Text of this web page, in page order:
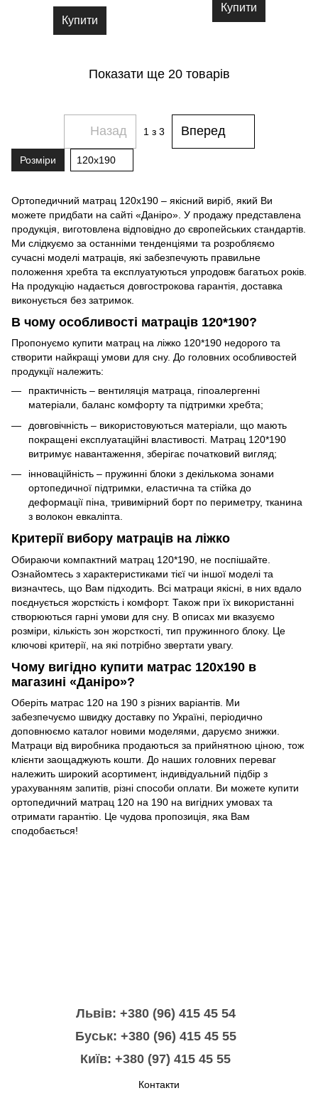
Ортопедичний матрац 120х190 – якісний виріб, який Ви
можете придбати на сайті «Даніро». У продажу представлена
продукція, виготовлена відповідно до європейських стандартів.
Ми слідкуємо за останніми тенденціями та розробляємо
сучасні моделі матраців , які забезпечують правильне
положення хребта та експлуатуються упродовж багатьох років.
На продукцію надається довгострокова гарантія, доставка
виконується без затримок.
В чому особливості матраців 120*190?
Пропонуємо купити матрац на ліжко 120*190 недорого та
створити найкращі умови для сну. До головних особливостей
продукції належить:
практичність – вентиляція матраца, гіпоалергенні
матеріали, баланс комфорту та підтримки хребта;
довговічність – використовуються матеріали, що мають
покращені експлуатаційні властивості. Матрац 120*190
витримує навантаження, зберігає початковий вигляд;
інноваційність – пружинні блоки з декількома зонами
ортопедичної підтримки, еластична та стійка до
деформації піна, тривимірний борт по периметру, тканина
з волокон евкаліпта.
Критерії вибору матраців на ліжко
Обираючи компактний матрац 120*190, не поспішайте.
Ознайомтесь з характеристиками тієї чи іншої моделі та
визначтесь, що Вам підходить. Всі матраци якісні, в них вдало
поєднується жорсткість і комфорт. Також при їх використанні
створюються гарні умови для сну. В описах ми вказуємо
розміри, кількість зон жорсткості, тип пружинного блоку. Це
ключові критерії, на які потрібно звертати увагу.
Чому вигідно купити матрас 120х190 в
магазині «Даніро»?
Оберіть матрас 120 на 190 з різних варіантів. Ми
забезпечуємо швидку доставку по Україні, періодично
доповнюємо каталог новими моделями, даруємо знижки.
Матраци від виробника продаються за прийнятною ціною, тож
клієнти заощаджують кошти. До наших головних переваг
належить широкий асортимент, індивідуальний підбір з
урахуванням запитів, різні способи оплати. Ви можете купити
ортопедичний матрац 120 на 190 на вигідних умовах та
отримати гарантію. Це чудова пропозиція, яка Вам
сподобається!
Купити
Купити
Показати ще 20 товарів
Назад 1 з 3 Вперед
Розміри 120x190
Львів: +380 (96) 415 45 54
Буськ: +380 (96) 415 45 55
Київ: +380 (97) 415 45 55
Контакти